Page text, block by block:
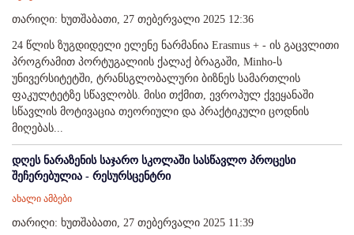
თარიღი: ხუთშაბათი, 27 თებერვალი 2025 12:36
24 წლის ზუგდიდელი ელენე ნარმანია Erasmus + - ის გაცვლითი
პროგრამით პორტუგალიის ქალაქ ბრაგაში, Minho-ს
უნივერსიტეტში, ტრანსგლობალური ბიზნეს სამართლის
ფაკულტეტზე სწავლობს. მისი თქმით, ევროპულ ქვეყანაში
სწავლის მოტივაცია თეორიული და პრაქტიკული ცოდნის
მიღებას...
დღეს ნარაზენის საჯარო სკოლაში სასწავლო პროცესი
შეჩერებულია - რესურსცენტრი
ახალი ამბები
თარიღი: ხუთშაბათი, 27 თებერვალი 2025 11:39